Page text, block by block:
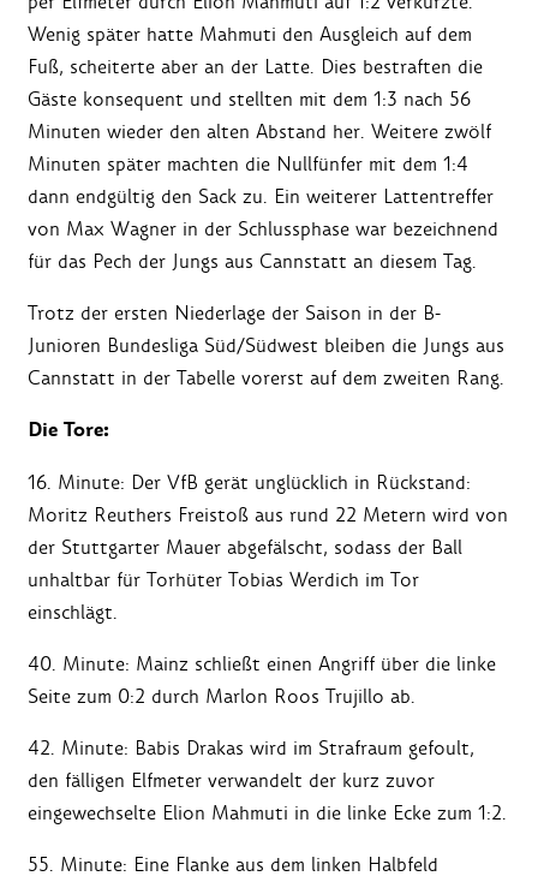
Wenig später hatte Mahmuti den Ausgleich auf dem
Fuß, scheiterte aber an der Latte. Dies bestraften die
Gäste konsequent und stellten mit dem 1:3 nach 56
Minuten wieder den alten Abstand her. Weitere zwölf
Minuten später machten die Nullfünfer mit dem 1:4
dann endgültig den Sack zu. Ein weiterer Lattentreffer
von Max Wagner in der Schlussphase war bezeichnend
für das Pech der Jungs aus Cannstatt an diesem Tag.
Trotz der ersten Niederlage der Saison in der B-
Junioren Bundesliga Süd/Südwest bleiben die Jungs aus
Cannstatt in der Tabelle vorerst auf dem zweiten Rang.
Die Tore:
16. Minute: Der VfB gerät unglücklich in Rückstand:
Moritz Reuthers Freistoß aus rund 22 Metern wird von
der Stuttgarter Mauer abgefälscht, sodass der Ball
unhaltbar für Torhüter Tobias Werdich im Tor
einschlägt.
40. Minute: Mainz schließt einen Angriff über die linke
Seite zum 0:2 durch Marlon Roos Trujillo ab.
42. Minute: Babis Drakas wird im Strafraum gefoult,
den fälligen Elfmeter verwandelt der kurz zuvor
eingewechselte Elion Mahmuti in die linke Ecke zum 1:2.
55. Minute: Eine Flanke aus dem linken Halbfeld